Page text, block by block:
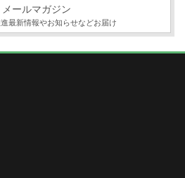
メールマガジン
最新情報やお知らせなどお届け